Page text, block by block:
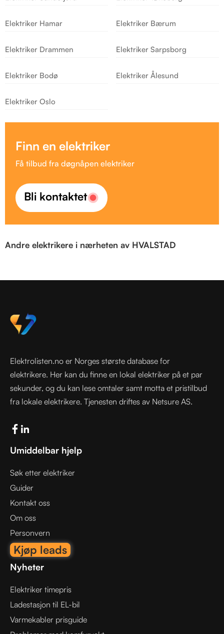
Elektriker Hamar Elektriker Bærum
Elektriker Drammen Elektriker Sarpsborg
Elektriker Bodø Elektriker Ålesund
Elektriker Oslo
Finn en elektriker
Få tilbud fra døgnåpen elektriker
Bli kontaktet
Andre elektrikere i nærheten av HVALSTAD
Elektrolisten.no er Norges største database for
elektrikere. Her kan du finne en lokal elektriker på et par
sekunder, og du kan lese omtaler samt motta et pristilbud
fra lokale elektrikere. Tjenesten driftes av Netsure AS.
Umiddelbar hjelp
Søk etter elektriker
Guider
Kontakt oss
Om oss
Personvern
Kjøp leads
Nyheter
Elektriker timepris
Ladestasjon til EL-bil
Varmekabler prisguide